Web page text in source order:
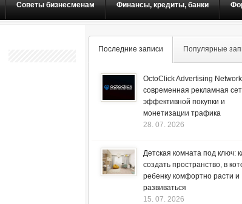
Советы бизнесменам Финансы, кредиты, банки
Последние записи Популярные
OctoClick Advertising
современная рекламная
эффективной покупки и
монетизации трафика
28. 07. 2026
Детская комната под ключ:
создать пространство, в
ребенку комфортно расти и
развиваться
15. 07. 2026